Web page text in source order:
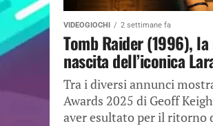
VIDEOGIOCHI 2 settimane fa
Tomb Raider (1996),
nascita dell’iconica
Tra i diversi annunci
Awards 2025 di Geoff
aver esultato per il ritorno